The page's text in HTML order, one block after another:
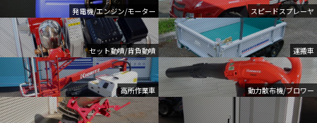
発電機/エンジン/モーター スピードスプレーヤ
セット動噴/背負動噴 運搬車
高所作業車 動力散布機/ブロワー